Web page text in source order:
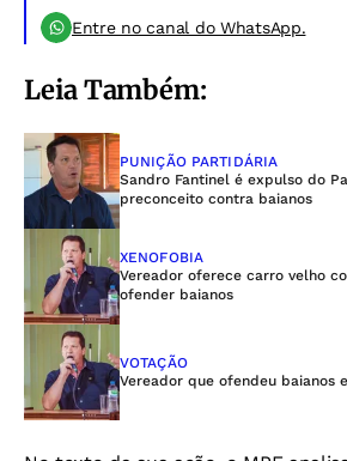
Entre no canal do WhatsApp.
Leia Também:
PUNIÇÃO PARTIDÁRIA
Sandro Fantinel é expulso do
preconceito contra baianos
XENOFOBIA
Vereador oferece carro velho
ofender baianos
VOTAÇÃO
Vereador que ofendeu baianos